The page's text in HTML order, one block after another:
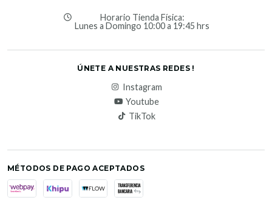
Horario Tienda Física:
Lunes a Domingo 10:00 a 19:45 hrs
ÚNETE A NUESTRAS REDES !
Instagram
Youtube
TikTok
MÉTODOS DE PAGO ACEPTADOS